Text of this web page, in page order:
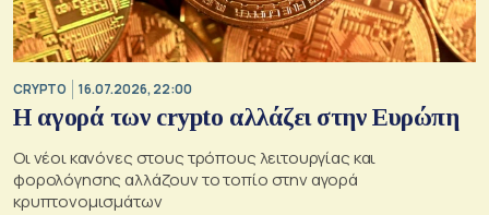
CRYPTO 16.07.2026, 22:00
Η αγορά των crypto αλλάζει στην Ευρώπη
Οι νέοι κανόνες στους τρόπους λειτουργίας και
φορολόγησης αλλάζουν το τοπίο στην αγορά
κρυπτονομισμάτων